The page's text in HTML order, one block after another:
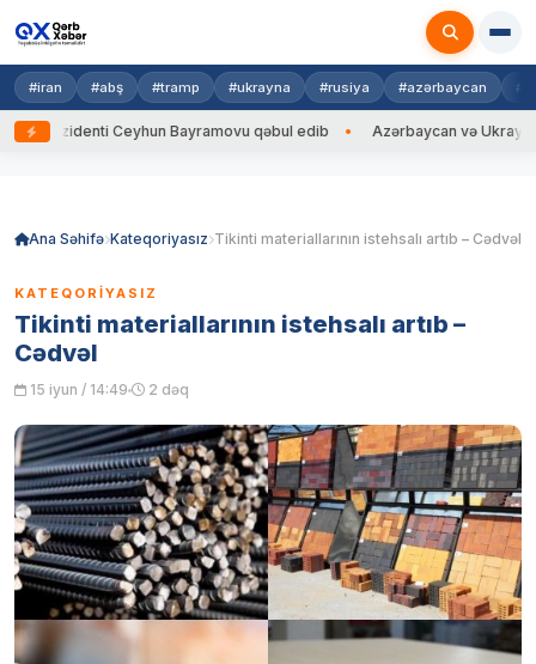
#iran #abş #tramp #ukrayna #rusiya #azərbaycan
Ceyhun Bayramovu qəbul edib Azərbaycan və Ukrayna XİN
Ana Səhifə Kateqoriyasız Tikinti materiallarının istehsalı artıb – Cədvəl
KATEQORIYASIZ
Tikinti materiallarının istehsalı artıb –
Cədvəl
15 iyun / 14:49 2 dəq